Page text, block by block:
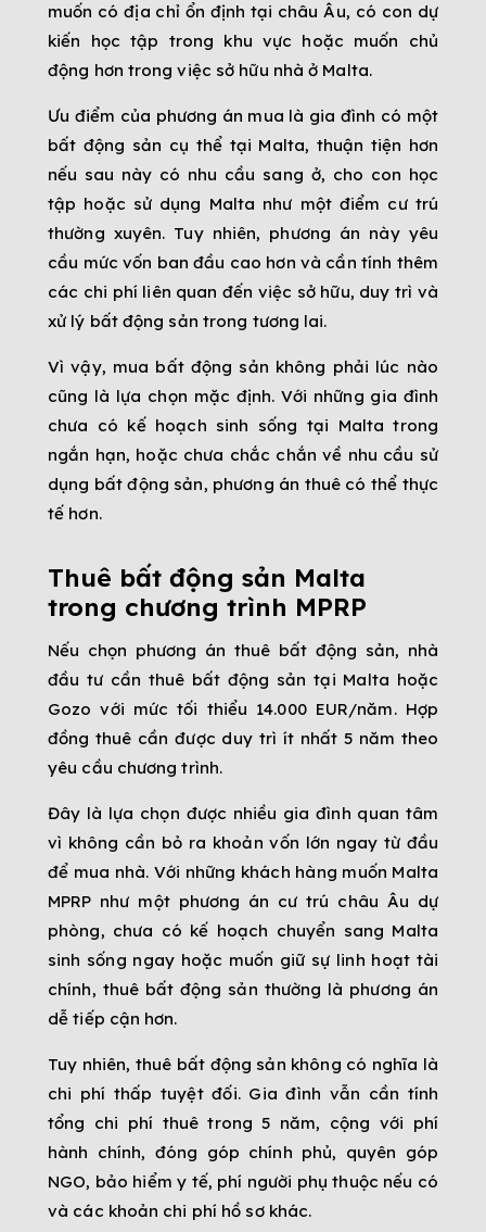
muốn có địa chỉ ổn định tại châu Âu, có con dự
kiến học tập trong khu vực hoặc muốn chủ
động hơn trong việc sở hữu nhà ở Malta.
Ưu điểm của phương án mua là gia đình có một
bất động sản cụ thể tại Malta, thuận tiện hơn
nếu sau này có nhu cầu sang ở, cho con học
tập hoặc sử dụng Malta như một điểm cư trú
thường xuyên. Tuy nhiên, phương án này yêu
cầu mức vốn ban đầu cao hơn và cần tính thêm
các chi phí liên quan đến việc sở hữu, duy trì và
xử lý bất động sản trong tương lai.
Vì vậy, mua bất động sản không phải lúc nào
cũng là lựa chọn mặc định. Với những gia đình
chưa có kế hoạch sinh sống tại Malta trong
ngắn hạn, hoặc chưa chắc chắn về nhu cầu sử
dụng bất động sản, phương án thuê có thể thực
tế hơn.
Thuê bất động sản Malta
trong chương trình MPRP
Nếu chọn phương án thuê bất động sản, nhà
đầu tư cần thuê bất động sản tại Malta hoặc
Gozo với mức tối thiểu 14.000 EUR/năm. Hợp
đồng thuê cần được duy trì ít nhất 5 năm theo
yêu cầu chương trình.
Đây là lựa chọn được nhiều gia đình quan tâm
vì không cần bỏ ra khoản vốn lớn ngay từ đầu
để mua nhà. Với những khách hàng muốn Malta
MPRP như một phương án cư trú châu Âu dự
phòng, chưa có kế hoạch chuyển sang Malta
sinh sống ngay hoặc muốn giữ sự linh hoạt tài
chính, thuê bất động sản thường là phương án
dễ tiếp cận hơn.
Tuy nhiên, thuê bất động sản không có nghĩa là
chi phí thấp tuyệt đối. Gia đình vẫn cần tính
tổng chi phí thuê trong 5 năm, cộng với phí
hành chính, đóng góp chính phủ, quyên góp
NGO, bảo hiểm y tế, phí người phụ thuộc nếu có
và các khoản chi phí hồ sơ khác.